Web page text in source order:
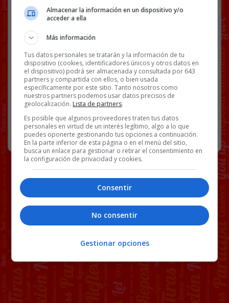
@barb_hernandez
Facebook
Twitter
WhatsApp
Gmail
Copy
Link
MR_MARZO VÍDEOS
79 COMENTARIOS
RANDOM 10 MAYO, 2024
Almacenar la información en un dispositivo y/o
acceder a ella
Más información
Tus datos personales se tratarán y la información de tu
dispositivo (cookies, identificadores únicos y otros datos en
el dispositivo) podrá ser almacenada y consultada por 643
partners y compartida con ellos, o bien usada
específicamente por este sitio. Tanto nosotros como
nuestros partners podemos usar datos precisos de
geolocalización. Lista de partners.
Es posible que algunos proveedores traten tus datos
personales en virtud de un interés legítimo, algo a lo que
puedes oponerte gestionando tus opciones a continuación.
En la parte inferior de esta página o en el menú del sitio,
busca un enlace para gestionar o retirar el consentimiento en
la configuración de privacidad y cookies.
Consentir
No consentir
Gestionar opciones